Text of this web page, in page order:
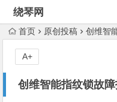
绕琴网
首页 原创投稿 创维智
创维智能指纹锁故
A+